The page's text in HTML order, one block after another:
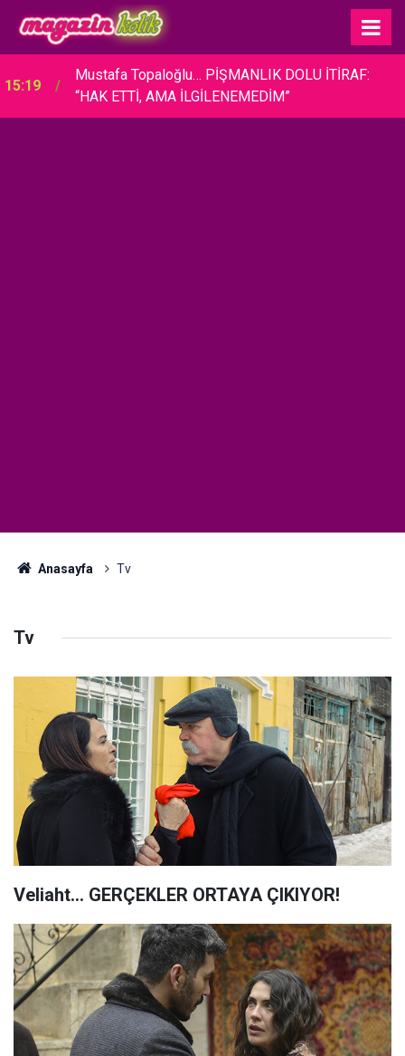
13:30
Nagihan Karadere... BÜYÜK DEĞİŞİM, BÜYÜK
MALİYET!
Anasayfa Tv
Tv
Veliaht... GERÇEKLER ORTAYA ÇIKIYOR!